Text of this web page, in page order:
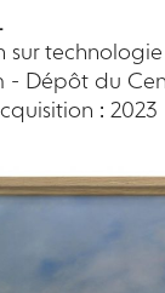
sur technologie
- Dépôt du
: 2023